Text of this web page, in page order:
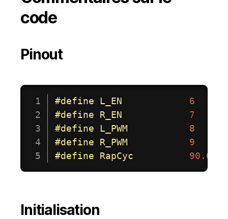
code
Pinout
#define L_EN
6
#define R_EN
7
#define L_PWM
8
#define R_PWM
9
#define RapCyc 90.0
Initialisation